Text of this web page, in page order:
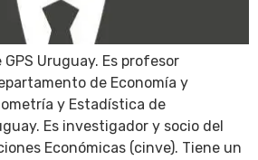
Uruguay. Es profesor
de Economía y
y Estadística de
Es investigador y socio del
Económicas (cinve). Tiene un